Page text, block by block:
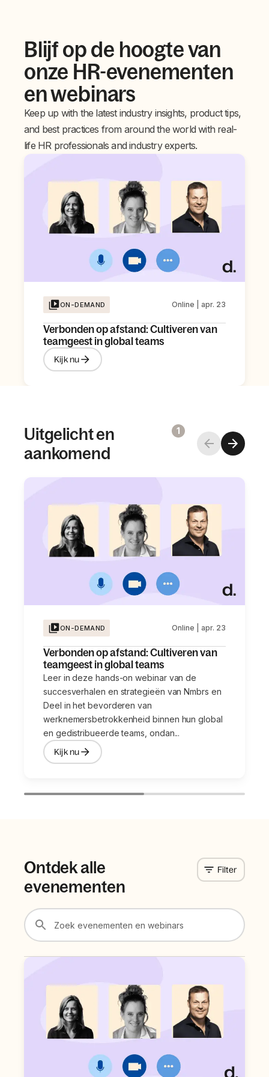
Blijf op de hoogte van
onze HR-evenementen
en webinars
Keep up with the latest industry insights, product tips,
and best practices from around the world with real-
life HR professionals and industry experts.
ON-DEMAND Online | apr. 23
Verbonden op afstand: Cultiveren van
teamgeest in global teams
Kijk nu
Uitgelicht en
aankomend
1
ON-DEMAND Online | apr. 23
Verbonden op afstand: Cultiveren van
teamgeest in global teams
Leer in deze hands-on webinar van de
succesverhalen en strategieën van Nmbrs en
Deel in het bevorderen van
werknemersbetrokkenheid binnen hun global
en gedistribueerde teams, ondan...
Kijk nu
Ontdek alle
evenementen
Filter